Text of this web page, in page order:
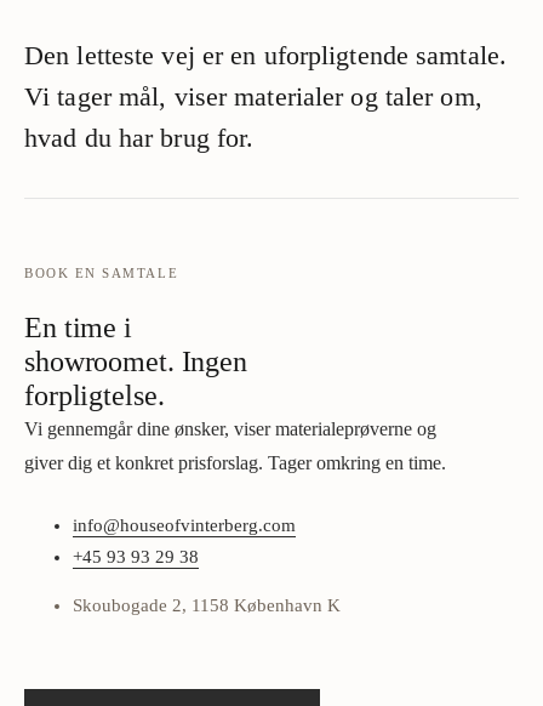
Den letteste vej er en uforpligtende samtale.
Vi tager mål, viser materialer og taler om,
hvad du har brug for.
BOOK EN SAMTALE
En time i
showroomet. Ingen
forpligtelse.
Vi gennemgår dine ønsker, viser materialeprøverne og
giver dig et konkret prisforslag. Tager omkring en time.
info@houseofvinterberg.com
+45 93 93 29 38
Skoubogade 2, 1158 København K